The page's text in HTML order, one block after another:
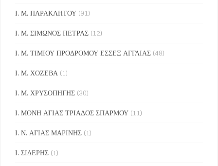
Ι. Μ. ΠΑΡΑΚΛΗΤΟΥ (91)
Ι. Μ. ΣΙΜΩΝΟΣ ΠΕΤΡΑΣ (12)
Ι. Μ. ΤΙΜΙΟΥ ΠΡΟΔΡΟΜΟΥ ΕΣΣΕΞ ΑΓΓΛΙΑΣ (48)
Ι. Μ. ΧΟΖΕΒΑ (1)
Ι. Μ. ΧΡΥΣΟΠΗΓΗΣ (30)
Ι. ΜΟΝΗ ΑΓΙΑΣ ΤΡΙΑΔΟΣ ΣΠΑΡΜΟΥ (11)
Ι. Ν. ΑΓΙΑΣ ΜΑΡΙΝΗΣ (1)
Ι. ΣΙΔΕΡΗΣ (1)